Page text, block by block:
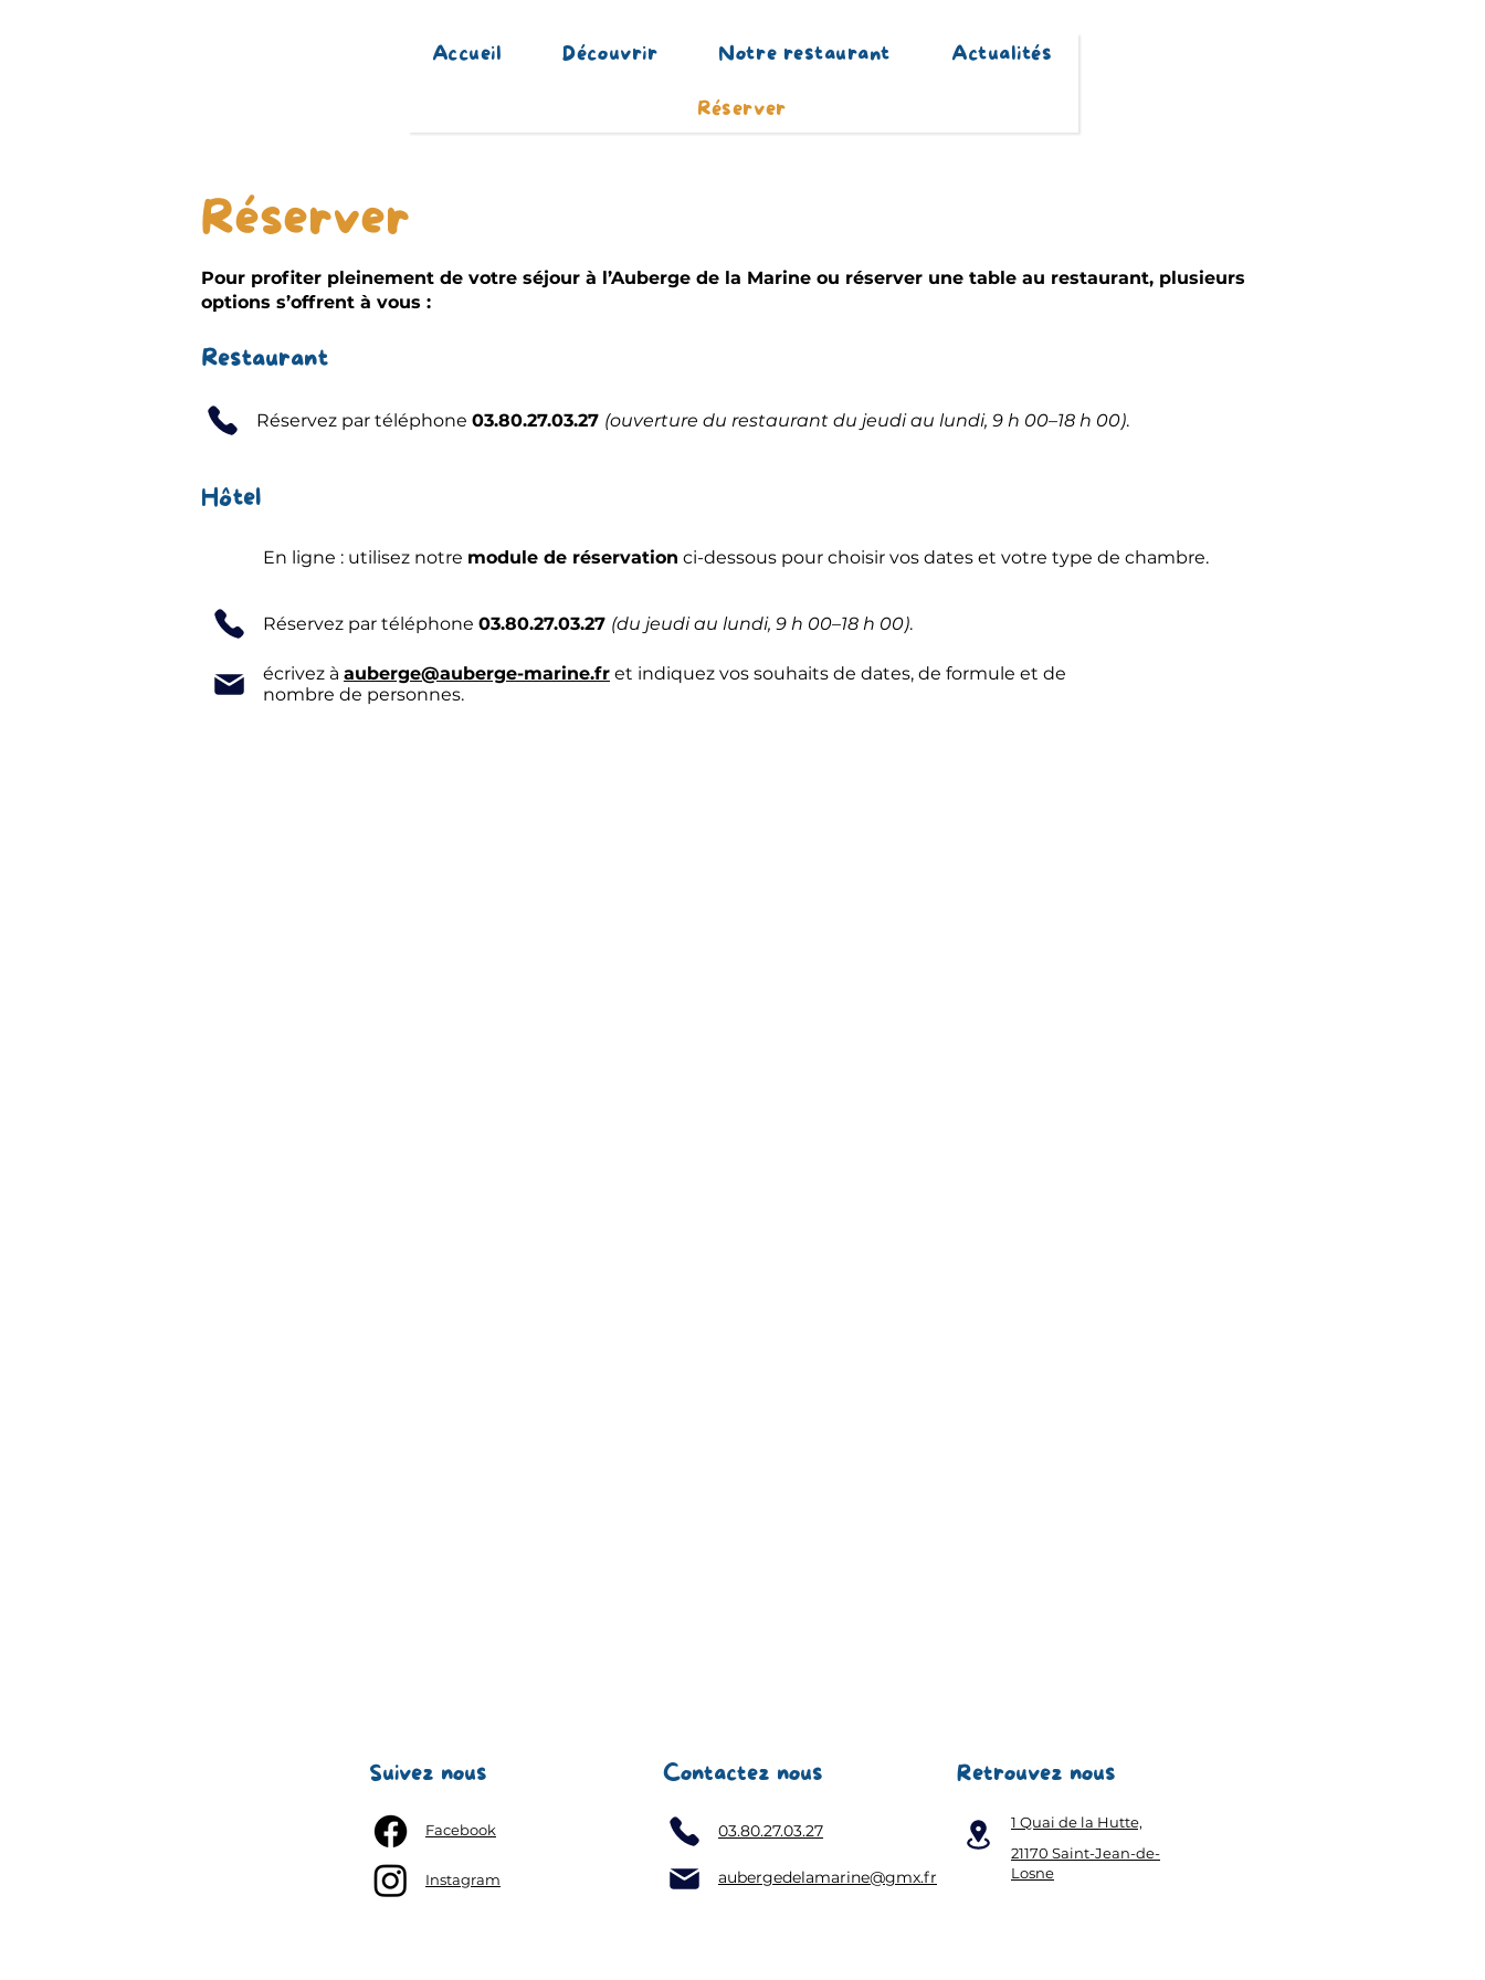
Accueil Découvrir Notre restaurant Actualités
Réserver
Réserver
Pour profiter pleinement de votre séjour à l’Auberge de la Marine ou réserver une table au restaurant, plusieurs
options s’offrent à vous :
Restaurant
Réservez par téléphone​ 03.80.27.03.27 (ouverture du restaurant du jeudi au lundi, 9 h 00–18 h 00).
Hôtel
En ligne : utilisez notre module de réservation ci-dessous pour choisir vos dates et votre type de chambre.
Réservez par téléphone​ 03.80.27.03.27 (du jeudi au lundi, 9 h 00–18 h 00).
écrivez à auberge@auberge-marine.fr et indiquez vos souhaits de dates, de formule et de
nombre de personnes.
Suivez nous
Facebook
Instagram
Contactez nous
03.80.27.03.27
aubergedelamarine@gmx.fr
Retrouvez nous
1 Quai de la Hutte,
21170 Saint-Jean-de-
Losne